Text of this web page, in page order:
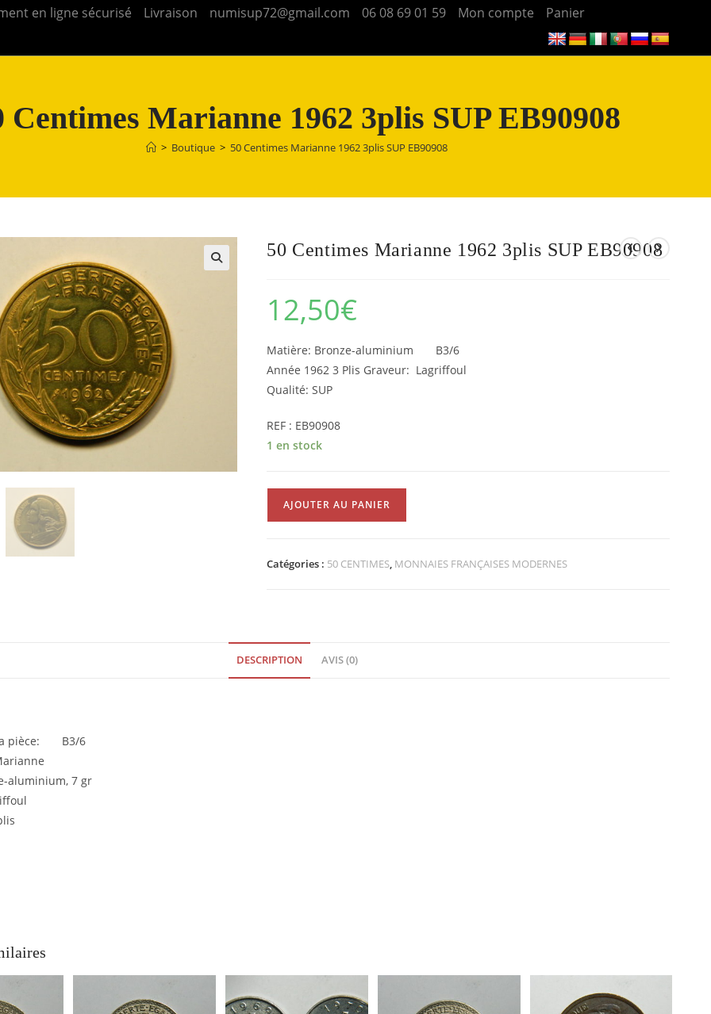
en ligne sécurisé Livraison numisup72@gmail.com 06 08 69 01 59 Mon compte Panier
Centimes Marianne 1962 3plis SUP EB90908
> Boutique > 50 Centimes Marianne 1962 3plis SUP EB90908
50 Centimes Marianne 1962 3plis SUP EB90908
12,50€
Matière: Bronze-aluminium B3/6
Année 1962 3 Plis Graveur: Lagriffoul
Qualité: SUP
REF : EB90908
1 en stock
Centimes
EB90908
AJOUTER AU PANIER
Catégories : 50 CENTIMES, MONNAIES FRANÇAISES MODERNES
DESCRIPTION AVIS (0)
pièce: B3/6
aluminium, 7 gr